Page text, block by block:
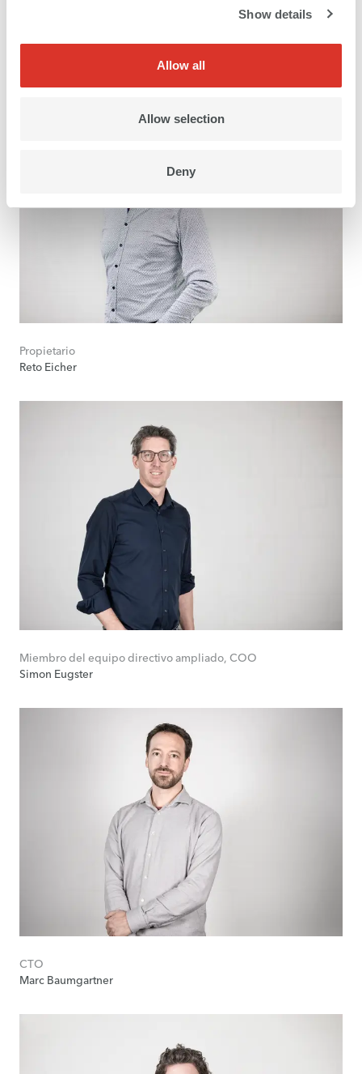
Show details
Allow all
Allow selection
Deny
CEO
Propietario
Reto Eicher
Miembro del equipo directivo ampliado, COO
Simon Eugster
CTO
Marc Baumgartner